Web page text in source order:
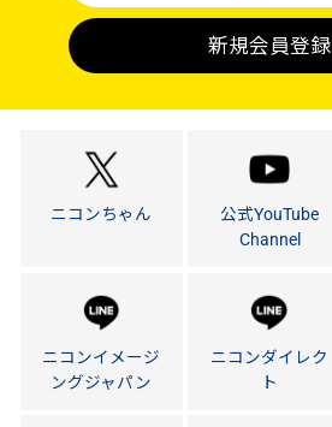
新規会員登録
ニコンちゃん
公式YouTube
Channel
ニコンイメージ
ングジャパン
ニコンダイレク
ト